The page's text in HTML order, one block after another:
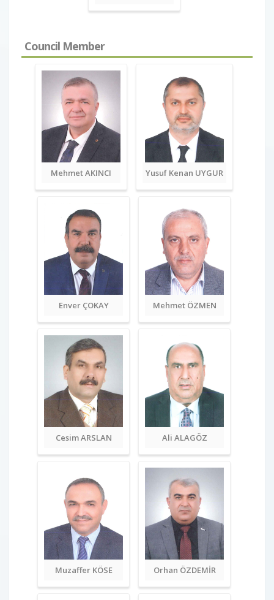
Council Member
Mehmet AKINCI Yusuf Kenan UYGUR
Enver ÇOKAY Mehmet ÖZMEN
Cesim ARSLAN Ali ALAGÖZ
Muzaffer KÖSE Orhan ÖZDEMİR